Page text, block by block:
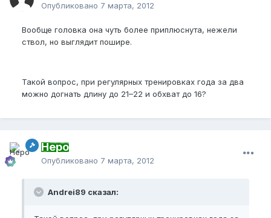
Опубликовано 7 марта, 2012
Вообще головка она чуть более приплюснута, нежели
ствол, но выглядит пошире.
Такой вопрос, при регулярных тренировках года за два
можно догнать длину до 21–22 и обхват до 16?
Неро
Опубликовано 7 марта, 2012
Andrei89 сказал: